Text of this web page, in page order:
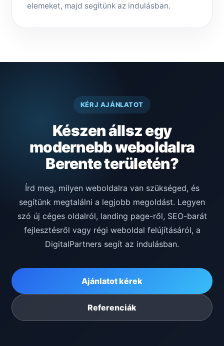
elemeket, majd segítünk az indulásban.
KÉRJ AJÁNLATOT
Készen állsz egy
modernebb weboldalra
Berente területén?
Írd meg, milyen weboldalra van szükséged, és
segítünk megtalálni a legjobb megoldást. Legyen
szó új céges oldalról, landing page-ről, SEO-barát
fejlesztésről vagy régi weboldal felújításáról, a
DigitalPartners segít az indulásban.
Ajánlatot kérek
Referenciák